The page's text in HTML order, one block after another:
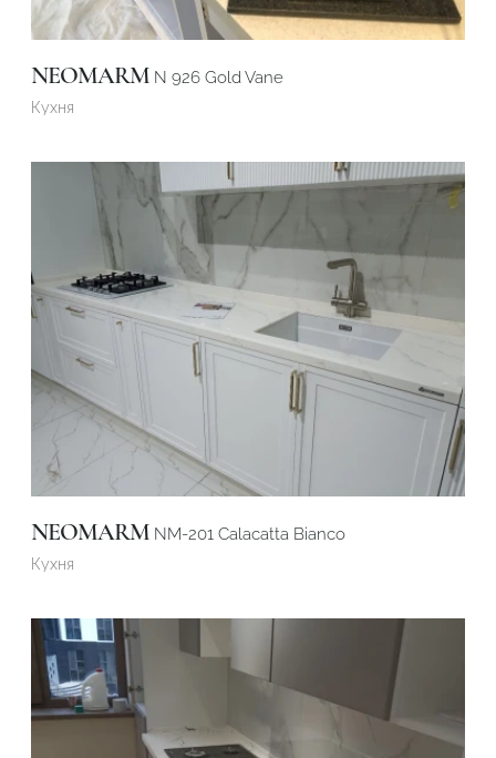
NEOMARM N 926 Gold Vane
Кухня
NEOMARM NM-201 Calacatta Bianco
Кухня